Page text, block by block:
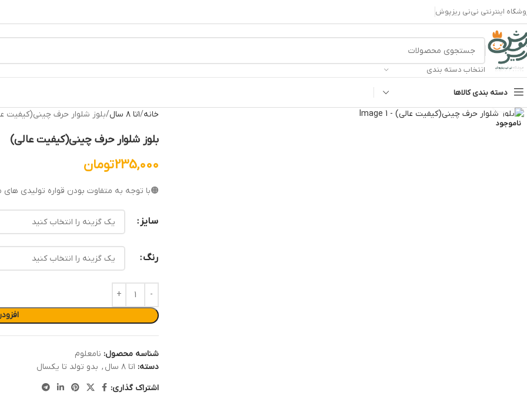
اینترنتی نی‌نی ریزپوش
انتخاب دسته بندی
دسته بندی کالاها
ناموجود
بزرگنمایی تصویر
خانه ۱تا ۸ سال بلوز شلوار حرف چینی(کیفیت
بلوز شلوار حرف چینی(کیفیت عالی)
235,000تومان
🟠با توجه به متفاوت بودن قواره تولیدی
سایز
رنگ
شناسه محصول: نامعلوم
دسته: ۱تا ۸ سال , بدو تولد تا یکسال
اشتراک گذاری: